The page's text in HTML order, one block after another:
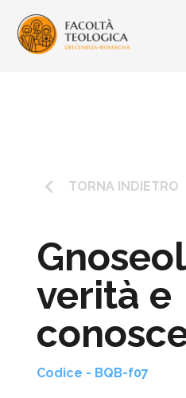
keyboard_arrow_left TORNA INDIETRO
verità e
Codice - BQB-f07